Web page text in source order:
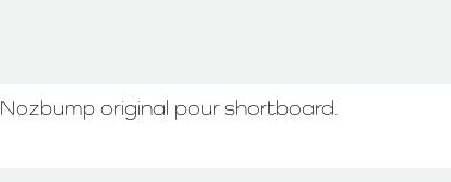
Nozbump original pour shortboard.